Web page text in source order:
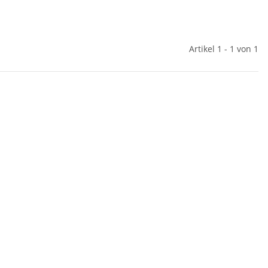
Artikel 1 - 1 von 1